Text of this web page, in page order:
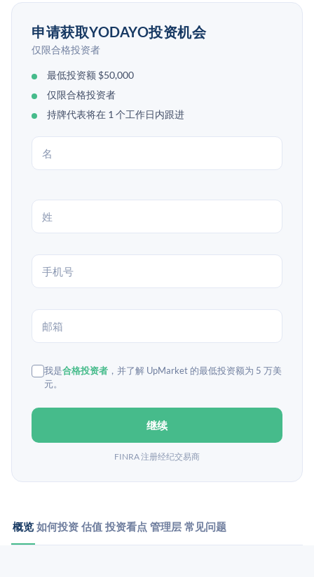
申请获取YODAYO投资机会
仅限合格投资者
最低投资额 $50,000
仅限合格投资者
持牌代表将在 1 个工作日内跟进
我是合格投资者 ，并了解 UpMarket 的最低投资额为 5 万美
元。
继续
FINRA 注册经纪交易商
概览 如何投资 估值 投资看点 管理层 常见问题